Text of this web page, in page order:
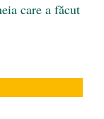
care a făcut